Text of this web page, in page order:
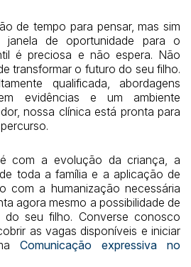
de tempo para pensar, mas sim
de oportunidade para o
é preciosa e não espera. Não
transformar o futuro do seu filho.
qualificada, abordagens
evidências e um ambiente
nossa clínica está pronta para
com a evolução da criança, a
toda a família e a aplicação de
com a humanização necessária
agora mesmo a possibilidade de
do seu filho. Converse conosco
as vagas disponíveis e iniciar
Comunicação expressiva no